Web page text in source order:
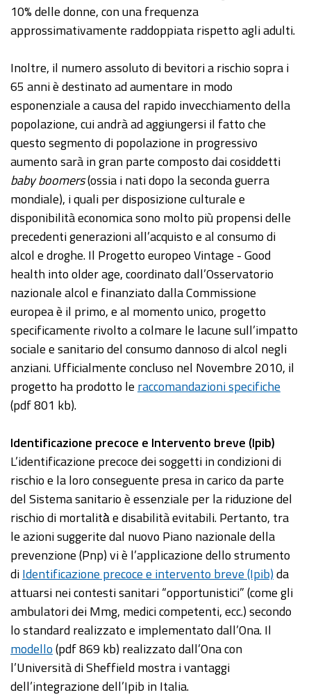
10% delle donne, con una frequenza
approssimativamente raddoppiata rispetto agli adulti.
Inoltre, il numero assoluto di bevitori a rischio sopra i
65 anni è destinato ad aumentare in modo
esponenziale a causa del rapido invecchiamento della
popolazione, cui andrà ad aggiungersi il fatto che
questo segmento di popolazione in progressivo
aumento sarà in gran parte composto dai cosiddetti
baby boomers(ossia i nati dopo la seconda guerra
mondiale), i quali per disposizione culturale e
disponibilità economica sono molto più propensi delle
precedenti generazioni all’acquisto e al consumo di
alcol e droghe. Il Progetto europeo Vintage - Good
health into older age, coordinato dall’Osservatorio
nazionale alcol e finanziato dalla Commissione
europea è il primo, e al momento unico, progetto
specificamente rivolto a colmare le lacune sull’impatto
sociale e sanitario del consumo dannoso di alcol negli
anziani. Ufficialmente concluso nel Novembre 2010, il
progetto ha prodotto le raccomandazioni specifiche
(pdf 801 kb).
Identificazione precoce e Intervento breve (Ipib)
L’identificazione precoce dei soggetti in condizioni di
rischio e la loro conseguente presa in carico da parte
del Sistema sanitario è essenziale per la riduzione del
rischio di mortalità̀ e disabilità evitabili. Pertanto, tra
le azioni suggerite dal nuovo Piano nazionale della
prevenzione (Pnp) vi è l’applicazione dello strumento
diIdentificazione precoce e intervento breve (Ipib)da
attuarsi nei contesti sanitari “opportunistici” (come gli
ambulatori dei Mmg, medici competenti, ecc.) secondo
lo standard realizzato e implementato dall’Ona. Il
modello(pdf 869 kb) realizzato dall’Ona con
l’Università di Sheffield mostra i vantaggi
dell’integrazione dell’Ipib in Italia.